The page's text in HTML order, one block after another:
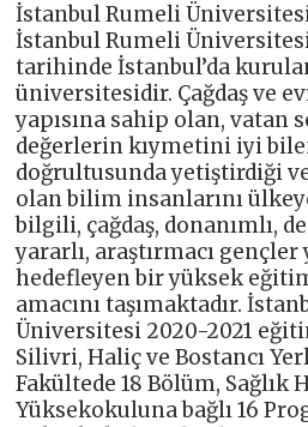
İstanbul Rumeli
İstanbul Rumeli
tarihinde İstanbul’da
üniversitesidir. Çağdaş ve
yapısına sahip olan, vatan
değerlerin kıymetini iyi
doğrultusunda yetiştirdiği
olan bilim insanlarını
bilgili, çağdaş, donanımlı,
yararlı, araştırmacı
hedefleyen bir yüksek
amacını taşımaktadır.
Üniversitesi 2020-2021
Silivri, Haliç ve Bostancı
Fakültede 18 Bölüm,
Yüksekokuluna bağlı 16